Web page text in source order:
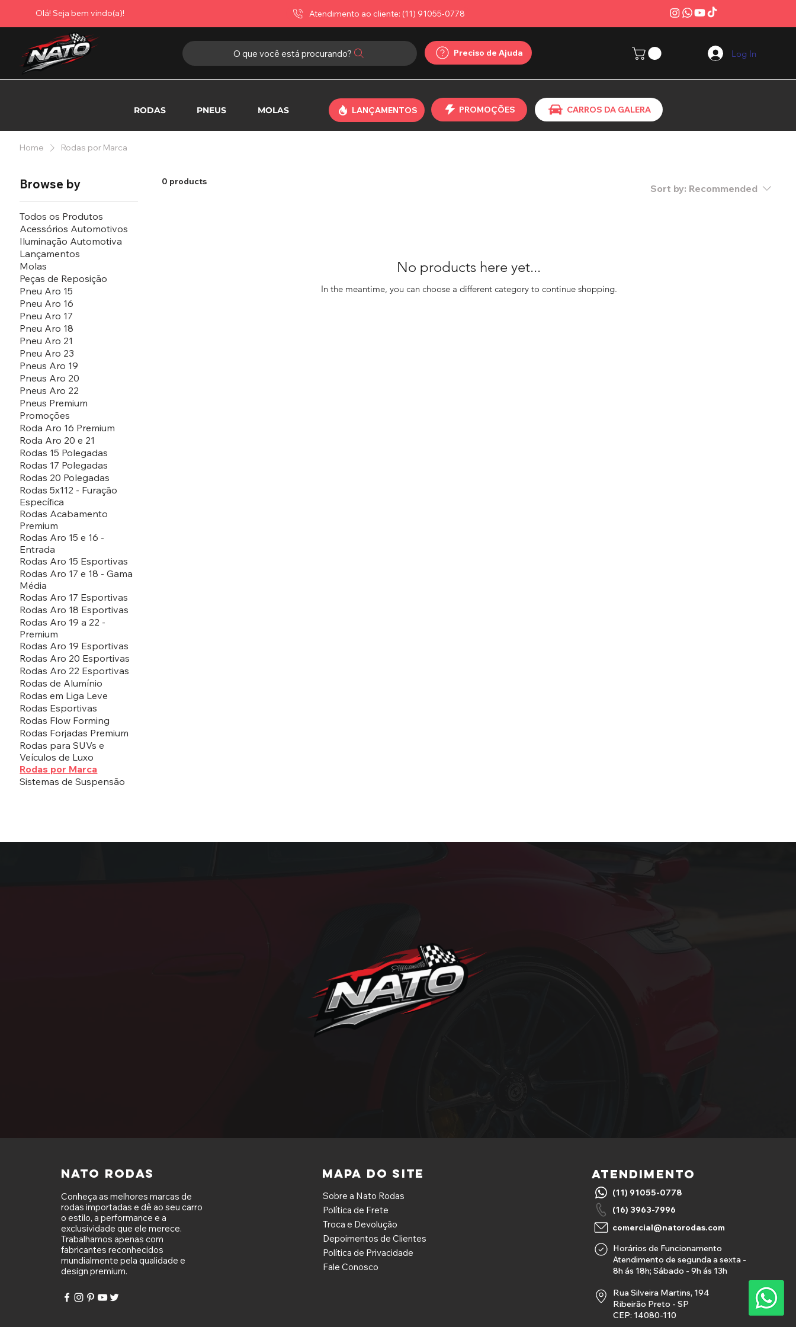
Olá! Seja bem vindo(a)! Atendimento ao cliente: (11) 91055-0778
O que você está procurando? Preciso de Ajuda Log In
RODAS PNEUS MOLAS LANÇAMENTOS PROMOÇÕES CARROS DA GALERA
Home Rodas por Marca
Browse by
Todos os Produtos
Acessórios Automotivos
Iluminação Automotiva
Lançamentos
Molas
Peças de Reposição
Pneu Aro 15
Pneu Aro 16
Pneu Aro 17
Pneu Aro 18
Pneu Aro 21
Pneu Aro 23
Pneus Aro 19
Pneus Aro 20
Pneus Aro 22
Pneus Premium
Promoções
Roda Aro 16 Premium
Roda Aro 20 e 21
Rodas 15 Polegadas
Rodas 17 Polegadas
Rodas 20 Polegadas
Rodas 5x112 - Furação
Específica
Rodas Acabamento
Premium
Rodas Aro 15 e 16 -
Entrada
Rodas Aro 15 Esportivas
Rodas Aro 17 e 18 - Gama
Média
Rodas Aro 17 Esportivas
Rodas Aro 18 Esportivas
Rodas Aro 19 a 22 -
Premium
Rodas Aro 19 Esportivas
Rodas Aro 20 Esportivas
Rodas Aro 22 Esportivas
Rodas de Alumínio
Rodas em Liga Leve
Rodas Esportivas
Rodas Flow Forming
Rodas Forjadas Premium
Rodas para SUVs e
Veículos de Luxo
Rodas por Marca
Sistemas de Suspensão
0 products
Sort by: Recommended
No products here yet...
In the meantime, you can choose a different category to continue shopping.
NATO RODAS
Conheça as melhores marcas de
rodas importadas e dê ao seu carro
o estilo, a performance e a
exclusividade que ele merece.
Trabalhamos apenas com
fabricantes reconhecidos
mundialmente pela qualidade e
design premium.
MAPA DO SITE
Sobre a Nato Rodas
Política de Frete
Troca e Devolução
Depoimentos de Clientes
Política de Privacidade
Fale Conosco
ATENDIMENTO
(11) 91055-0778
(16) 3963-7996
comercial@natorodas.com
Horários de Funcionamento
Atendimento de segunda a sexta -
8h ás 18h; Sábado - 9h ás 13h
Rua Silveira Martins, 194
Ribeirão Preto - SP
CEP: 14080-110